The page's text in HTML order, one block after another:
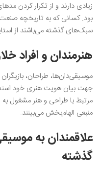
زیادی دارند و از تکرار کردن
بود. کسانی که به تاریخچه صنعت
سبک‌های گذشته می‌باشند از
هنرمندان و افراد
موسیقی‌دان‌ها، طراحان،
جهت بیان هویت هنری خود
مرتبط با طراحی و هنر مشغول به
منبعی الهام‌بخش می‌بینند.
علاقمندان به
‌گذشته